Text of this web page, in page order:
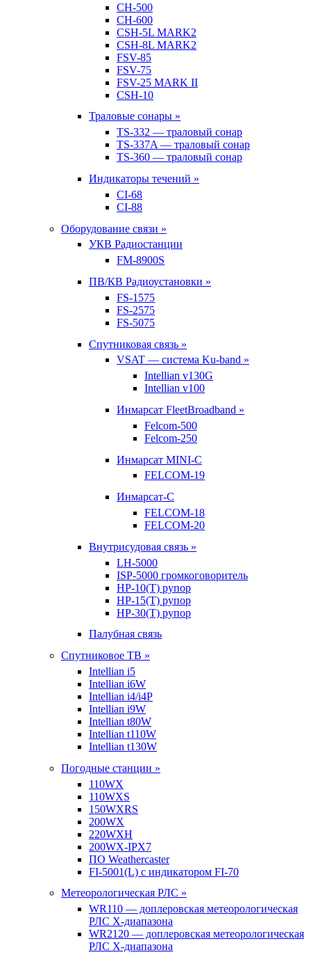
CH-500
CH-600
CSH-5L MARK2
CSH-8L MARK2
FSV-85
FSV-75
FSV-25 MARK II
CSH-10
Траловые сонары »
TS-332 — траловый сонар
TS-337A — траловый сонар
TS-360 — траловый сонар
Индикаторы течений »
CI-68
CI-88
Оборудование связи »
УКВ Радиостанции
FM-8900S
ПВ/КВ Радиоустановки »
FS-1575
FS-2575
FS-5075
Спутниковая связь »
VSAT — система Ku-band »
Intellian v130G
Intellian v100
Инмарсат FleetBroadband »
Felcom-500
Felcom-250
Инмарсат MINI-C
FELCOM-19
Инмарсат-С
FELCOM-18
FELCOM-20
Внутрисудовая связь »
LH-5000
ISP-5000 громкоговоритель
HP-10(T) рупор
HP-15(T) рупор
HP-30(T) рупор
Палубная связь
Спутниковое ТВ »
Intellian i5
Intellian i6W
Intellian i4/i4P
Intellian i9W
Intellian t80W
Intellian t110W
Intellian t130W
Погодные станции »
110WX
110WXS
150WXRS
200WX
220WXH
200WX-IPX7
ПО Weathercaster
FI-5001(L) с индикатором FI-70
Метеорологическая РЛС »
WR110 — доплеровская метеорологическая
РЛС X-диапазона
WR2120 — доплеровская метеорологическая
РЛС X-диапазона